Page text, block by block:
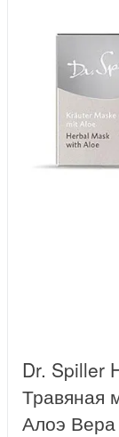
Dr. Spiller
Травяная
Алоэ Вера